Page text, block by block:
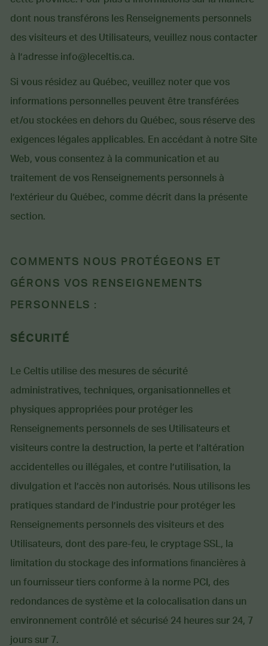
dont nous transférons les Renseignements personnels
des visiteurs et des Utilisateurs, veuillez nous contacter
à l’adresse info@leceltis.ca.
Si vous résidez au Québec, veuillez noter que vos
informations personnelles peuvent être transférées
et/ou stockées en dehors du Québec, sous réserve des
exigences légales applicables. En accédant à notre Site
Web, vous consentez à la communication et au
traitement de vos Renseignements personnels à
l’extérieur du Québec, comme décrit dans la présente
section.
COMMENTS NOUS PROTÉGEONS ET
GÉRONS VOS RENSEIGNEMENTS
PERSONNELS :
SÉCURITÉ
Le Celtis utilise des mesures de sécurité
administratives, techniques, organisationnelles et
physiques appropriées pour protéger les
Renseignements personnels de ses Utilisateurs et
visiteurs contre la destruction, la perte et l’altération
accidentelles ou illégales, et contre l’utilisation, la
divulgation et l’accès non autorisés. Nous utilisons les
pratiques standard de l’industrie pour protéger les
Renseignements personnels des visiteurs et des
Utilisateurs, dont des pare-feu, le cryptage SSL, la
limitation du stockage des informations ﬁnancières à
un fournisseur tiers conforme à la norme PCI, des
redondances de système et la colocalisation dans un
environnement contrôlé et sécurisé 24 heures sur 24, 7
jours sur 7.